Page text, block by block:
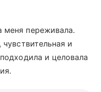
переживала.
, чувствительная и
и целовала